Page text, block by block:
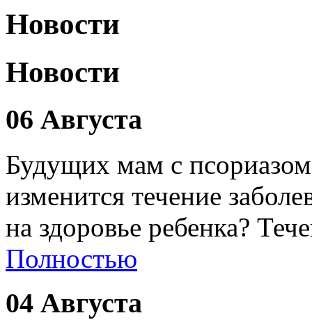
Новости
Новости
06 Августа
Будущих мам с
изменится течение
на здоровье ребенка?
Полностью
04 Августа